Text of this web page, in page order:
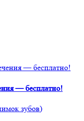
— бесплатно!